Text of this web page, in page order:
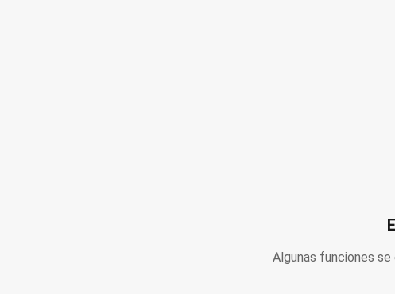
Algunas funciones